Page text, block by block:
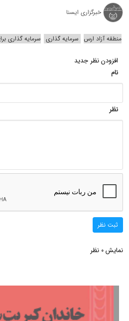
خبرگزاری ایسنا
منطقه آزاد ارس سرمایه گذاری سرمایه گذاری
افزودن نظر جدید
نام
نظر
ثبت نظر
نمایش 0 نظر